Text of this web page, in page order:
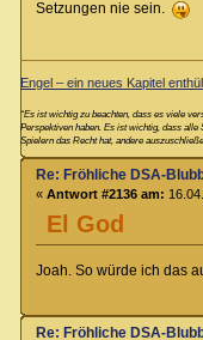
Setzungen nie sein.
Engel – ein neues Kapitel
“Es ist wichtig zu beachten, dass es viele
Perspektiven haben. Es ist wichtig, dass
Spielern das Recht hat, andere
El God
Re: Fröhliche DSA-
« Antwort #2136 am:
Joah. So würde ich das
Re: Fröhliche DSA-